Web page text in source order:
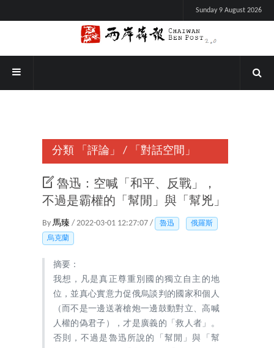
Sunday 9 August 2026
分類 「評論」 / 「對話空間」
魯迅：空喊「和平、反戰」，
不過是霸權的「幫閒」與「幫兇」
By 馬臻 / 2022-03-01 12:27:07 / 魯迅
俄羅斯
烏克蘭
摘要：
我想，凡是真正尊重別國的獨立自主的地
位，並真心實意力促俄烏談判的國家和個人
（而不是一邊送著槍炮一邊鼓動對立、高喊
人權的偽君子），才是廣義的「救人者」。
否則，不過是魯迅所說的「幫閒」與「幫